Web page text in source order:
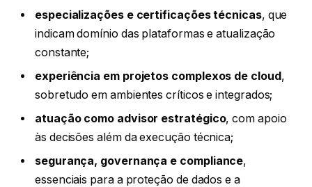
especializações e certificações técnicas, que
indicam domínio das plataformas e atualização
constante;
experiência em projetos complexos de cloud,
sobretudo em ambientes críticos e integrados;
atuação como advisor estratégico, com apoio
às decisões além da execução técnica;
segurança, governança e compliance,
essenciais para a proteção de dados e a